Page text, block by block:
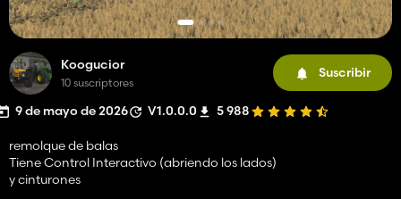
Koogucior
10 suscriptores
Suscribir
9 de mayo de 2026 V1.0.0.0 5 988
remolque de balas
Tiene Control Interactivo (abriendo los lados)
y cinturones